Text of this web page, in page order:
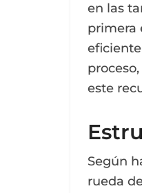
en las
primera
este
Según
rueda